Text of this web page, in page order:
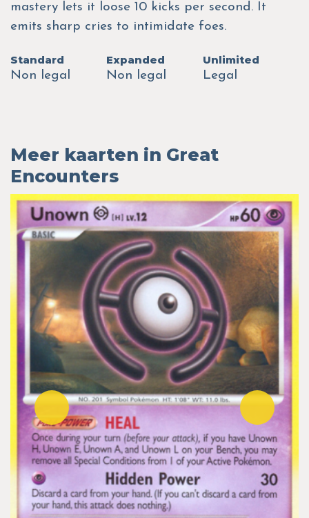
mastery lets it loose 10 kicks per second. It
emits sharp cries to intimidate foes.
Standard
Non legal
Expanded
Non legal
Unlimited
Legal
Meer kaarten in Great
Encounters